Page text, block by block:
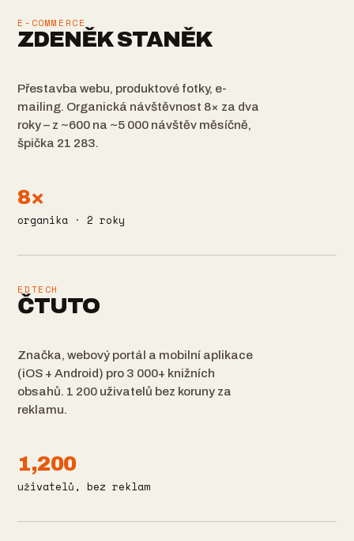
E-COMMERCE
ZDENĚK STANĚK
Přestavba webu, produktové fotky, e-
mailing. Organická návštěvnost 8× za dva
roky – z ~600 na ~5 000 návštěv měsíčně,
špička 21 283.
8×
organika · 2 roky
EDTECH
ČTUTO
Značka, webový portál a mobilní aplikace
(iOS + Android) pro 3 000+ knižních
obsahů. 1 200 uživatelů bez koruny za
reklamu.
1,200
uživatelů, bez reklam